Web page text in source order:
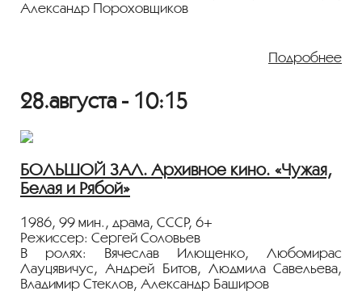
Александр Пороховщиков
Германии в Колумбию, находит там свою любовь,
а затем и смерть. Экранизация романа бывшего
работой Леонида Филатова и филигранно
выстроенными кадрами оператора Павла
Лебешева.
Показ пройдёт с плёнки 35 мм из коллекции
Госфильмофонда России.
«ПЕРСОНА. Сергей Соловьев»
Подробнее
28.августа - 10:15
БОЛЬШОЙ ЗАЛ. Архивное кино. «Чужая,
Белая и Рябой»
1986, 99 мин., драма, СССР, 6+
Режиссер: Сергей Соловьев
В ролях: Вячеслав Илющенко, Любомирас
Лауцявичус, Андрей Битов, Людмила Савельева,
Владимир Стеклов, Александр Баширов